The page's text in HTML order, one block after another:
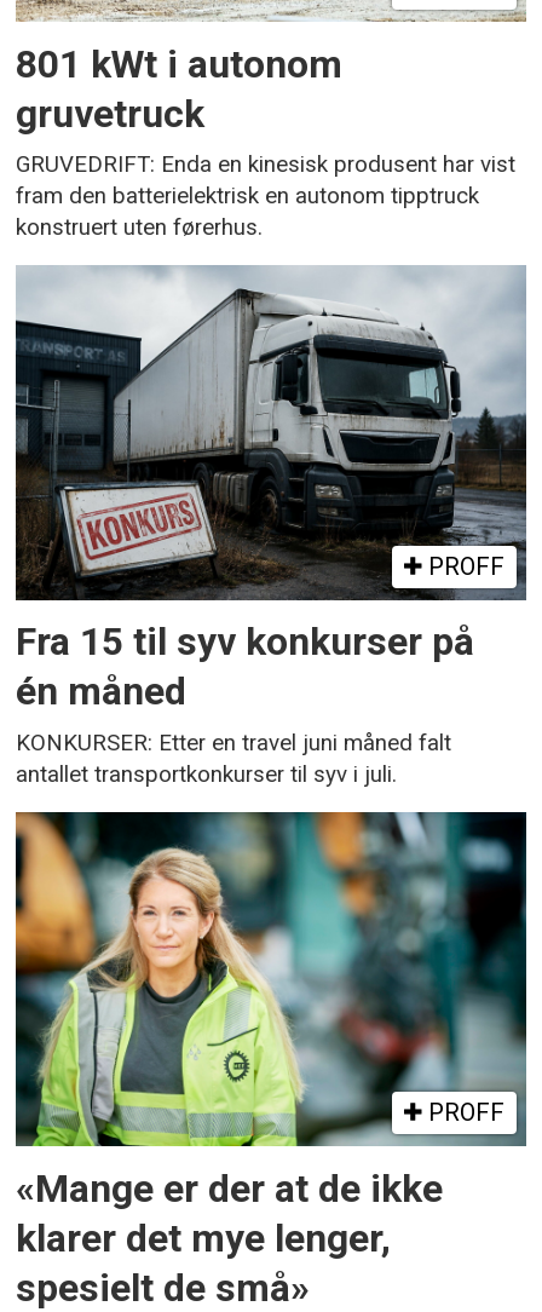
801 kWt i autonom
gruvetruck
GRUVEDRIFT: Enda en kinesisk produsent har vist
fram den batterielektrisk en autonom tipptruck
konstruert uten førerhus.
PROFF
Fra 15 til syv konkurser på
én måned
KONKURSER: Etter en travel juni måned falt
antallet transportkonkurser til syv i juli.
PROFF
«Mange er der at de ikke
klarer det mye lenger,
spesielt de små»